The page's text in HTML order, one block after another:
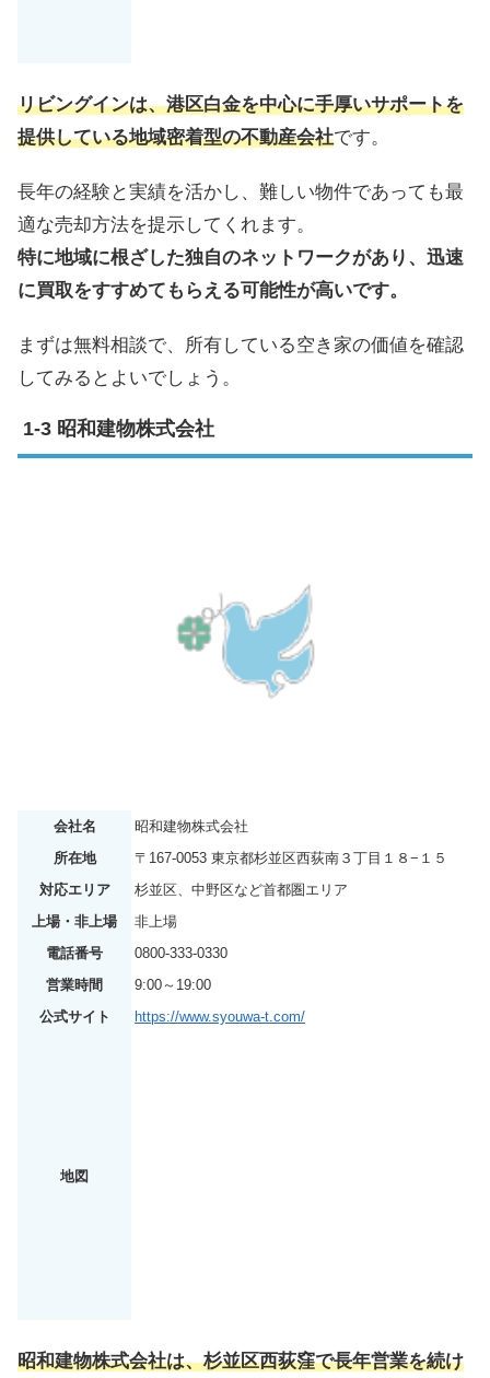
リビングインは、港区白金を中心に手厚いサポートを
提供している地域密着型の不動産会社です。
長年の経験と実績を活かし、難しい物件であっても最
適な売却方法を提示してくれます。
特に地域に根ざした独自のネットワークがあり、迅速
に買取をすすめてもらえる可能性が高いです。
まずは無料相談で、所有している空き家の価値を確認
してみるとよいでしょう。
昭和建物株式会社
会社名
昭和建物株式会社
所在地
〒167-0053 東京都杉並区西荻南３丁目１８−１５
対応エリア
杉並区、中野区など首都圏エリア
上場・非上場
非上場
電話番号
0800-333-0330
営業時間
9:00～19:00
公式サイト
https://www.syouwa-t.com/
地図
昭和建物株式会社は、杉並区西荻窪で長年営業を続け